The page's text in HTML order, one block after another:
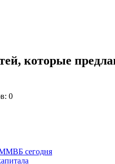
которые
0
ММВБ сегодня